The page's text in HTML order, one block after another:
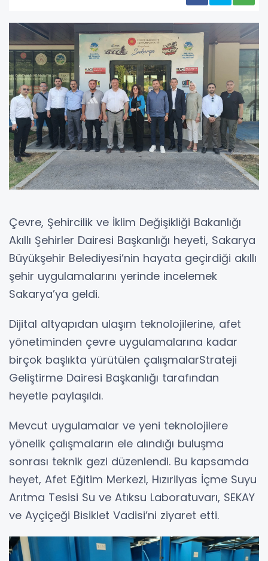
Çevre, Şehircilik ve İklim Değişikliği Bakanlığı
Akıllı Şehirler Dairesi Başkanlığı heyeti, Sakarya
Büyükşehir Belediyesi’nin hayata geçirdiği akıllı
şehir uygulamalarını yerinde incelemek
Sakarya’ya geldi.
Dijital altyapıdan ulaşım teknolojilerine, afet
yönetiminden çevre uygulamalarına kadar
birçok başlıkta yürütülen çalışmalarStrateji
Geliştirme Dairesi Başkanlığı tarafından
heyetle paylaşıldı.
Mevcut uygulamalar ve yeni teknolojilere
yönelik çalışmaların ele alındığı buluşma
sonrası teknik gezi düzenlendi. Bu kapsamda
heyet, Afet Eğitim Merkezi, Hızırilyas İçme Suyu
Arıtma Tesisi Su ve Atıksu Laboratuvarı, SEKAY
ve Ayçiçeği Bisiklet Vadisi’ni ziyaret etti.